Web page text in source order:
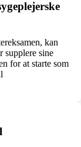
kan
supplere sine
for at starte som